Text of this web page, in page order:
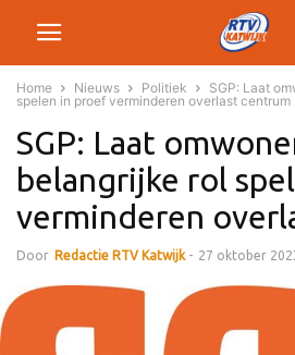
Home Nieuws Politiek
SGP: Laat
spelen in proef verminderen overlast centrum
SGP: Laat
belangrijke rol
verminderen
Door Redactie RTV Katwijk - 27 oktober